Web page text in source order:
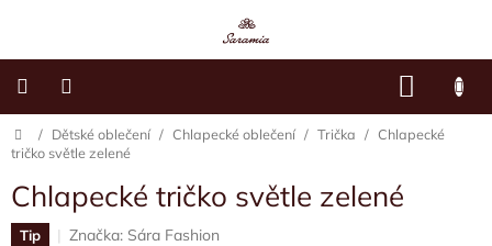
KOŠÍK
Dětské
oblečení
Dámská
móda
Domů
/ Dětské oblečení / Chlapecké oblečení / Trička / Chlapecké
tričko světle zelené
Chlapecké tričko světle zelené
Tip Značka: Sára Fashion